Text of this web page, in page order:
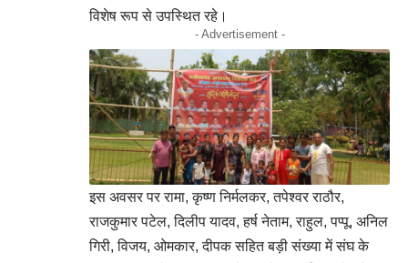
विशेष रूप से उपस्थित रहे।
- Advertisement -
इस अवसर पर रामा, कृष्ण निर्मलकर, तपेश्वर राठौर,
राजकुमार पटेल, दिलीप यादव, हर्ष नेताम, राहुल, पप्पू, अनिल
गिरी, विजय, ओमकार, दीपक सहित बड़ी संख्या में संघ के